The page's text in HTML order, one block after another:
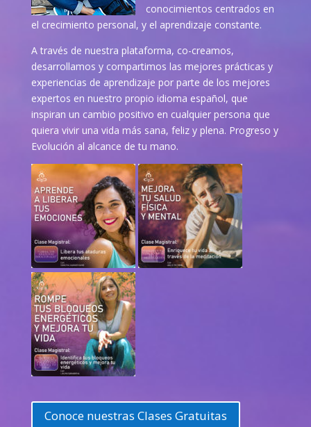
conocimientos centrados en
el crecimiento personal, y el aprendizaje constante.
A través de nuestra plataforma, co-creamos,
desarrollamos y compartimos las mejores prácticas y
experiencias de aprendizaje por parte de los mejores
expertos en nuestro propio idioma español, que
inspiran un cambio positivo en cualquier persona que
quiera vivir una vida más sana, feliz y plena. Progreso y
Evolución al alcance de tu mano.
Conoce nuestras Clases Gratuitas